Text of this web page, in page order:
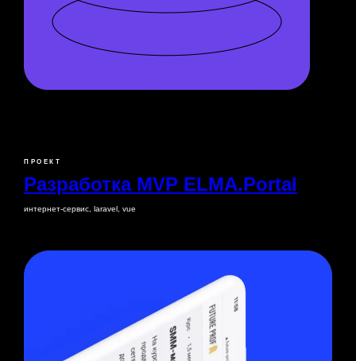
ПРОЕКТ
Разработка MVP ELMA.Portal
интернет-сервис, laravel, vue